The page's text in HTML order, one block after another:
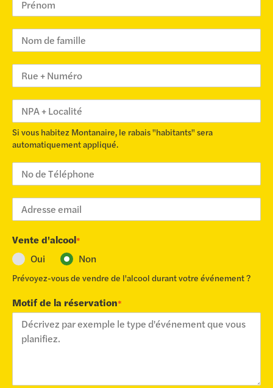
Si vous habitez Montanaire, le rabais "habitants" sera
automatiquement appliqué.
Vente d'alcool*
Oui Non
Prévoyez-vous de vendre de l'alcool durant votre événement ?
Motif de la réservation*